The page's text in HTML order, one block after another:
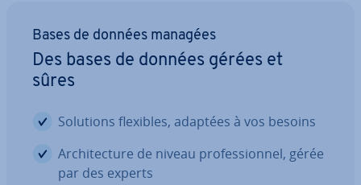
Bases de données managées
Des bases de données gérées et
sûres
Solutions flexibles, adaptées à vos besoins
Ar­chi­tec­ture de niveau pro­fes­sion­nel, gérée
par des experts